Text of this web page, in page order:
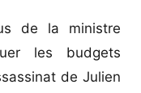
de la ministre
les budgets
de Julien